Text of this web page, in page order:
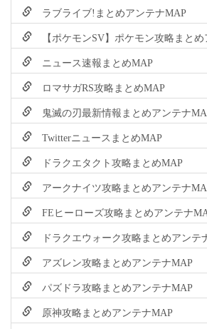
ラブライブ!まとめアンテナMAP
【ポケモンSV】ポケモン攻略まとめ
ニュース速報まとめMAP
ロマサガRS攻略まとめMAP
鬼滅の刃最新情報まとめアンテナ
TwitterニュースまとめMAP
ドラクエタクト攻略まとめMAP
アークナイツ攻略まとめアンテナ
FEヒーローズ攻略まとめアンテナ
ドラクエウォーク攻略まとめアンテ
アズレン攻略まとめアンテナMAP
パズドラ攻略まとめアンテナMAP
原神攻略まとめアンテナMAP